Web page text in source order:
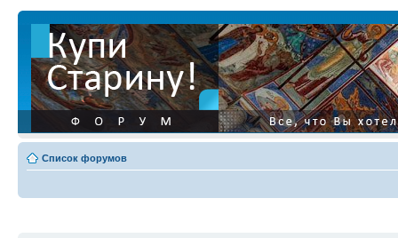
Список форумов